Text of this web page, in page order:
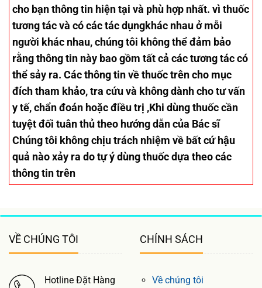
cho bạn thông tin hiện tại và phù hợp nhất. vì thuốc
tương tác và có các tác dụngkhác nhau ở mỗi
người khác nhau, chúng tôi không thể đảm bảo
rằng thông tin này bao gồm tất cả các tương tác có
thể sảy ra. Các thông tin về thuốc trên cho mục
đích tham khảo, tra cứu và không dành cho tư vấn
y tế, chẩn đoán hoặc điều trị ,Khi dùng thuốc cần
tuyệt đối tuân thủ theo hướng dẫn của Bác sĩ
Chúng tôi không chịu trách nhiệm về bất cứ hậu
quả nào xảy ra do tự ý dùng thuốc dựa theo các
thông tin trên
VỀ CHÚNG TÔI
Hotline Đặt Hàng
CHÍNH SÁCH
Về chúng tôi